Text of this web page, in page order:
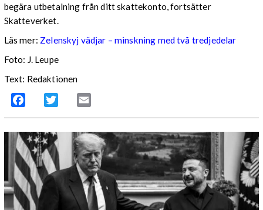
begära utbetalning från ditt skattekonto, fortsätter
Skatteverket.
Läs mer: Zelenskyj vädjar – minskning med två tredjedelar
Foto: J. Leupe
Text: Redaktionen
Facebook Twitter